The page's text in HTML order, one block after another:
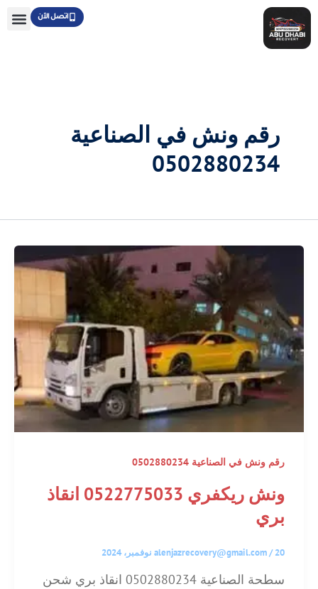
تخطي
إلى
المحتوى
اتصل الآن
رقم ونش في الصناعية
0502880234
رقم ونش في الصناعية 0502880234
ونش ريكفري 0522775033 انقاذ
بري
alenjazrecovery@gmail.com/20 نوفمبر، 2024
سطحة الصناعية 0502880234 انقاذ بري شحن